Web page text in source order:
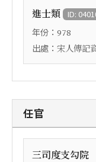
進士類 ID:
年份： 978
出處： 宋人傳記
任官
三司度支勾院